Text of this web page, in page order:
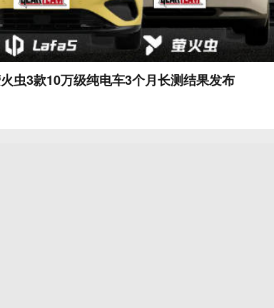
虫3款10万级纯电车3个月长测结果发布